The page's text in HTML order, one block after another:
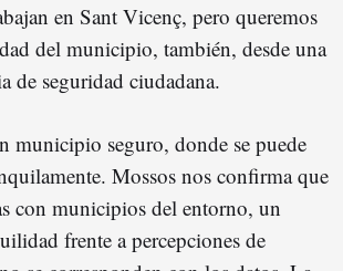
en Sant Vicenç, pero queremos
del municipio, también, desde una
de seguridad ciudadana.
municipio seguro, donde se puede
Mossos nos confirma que
con municipios del entorno, un
frente a percepciones de